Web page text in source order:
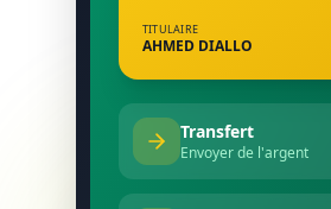
TITULAIRE
AHMED DIALLO
Transfert
Envoyer de l'argent